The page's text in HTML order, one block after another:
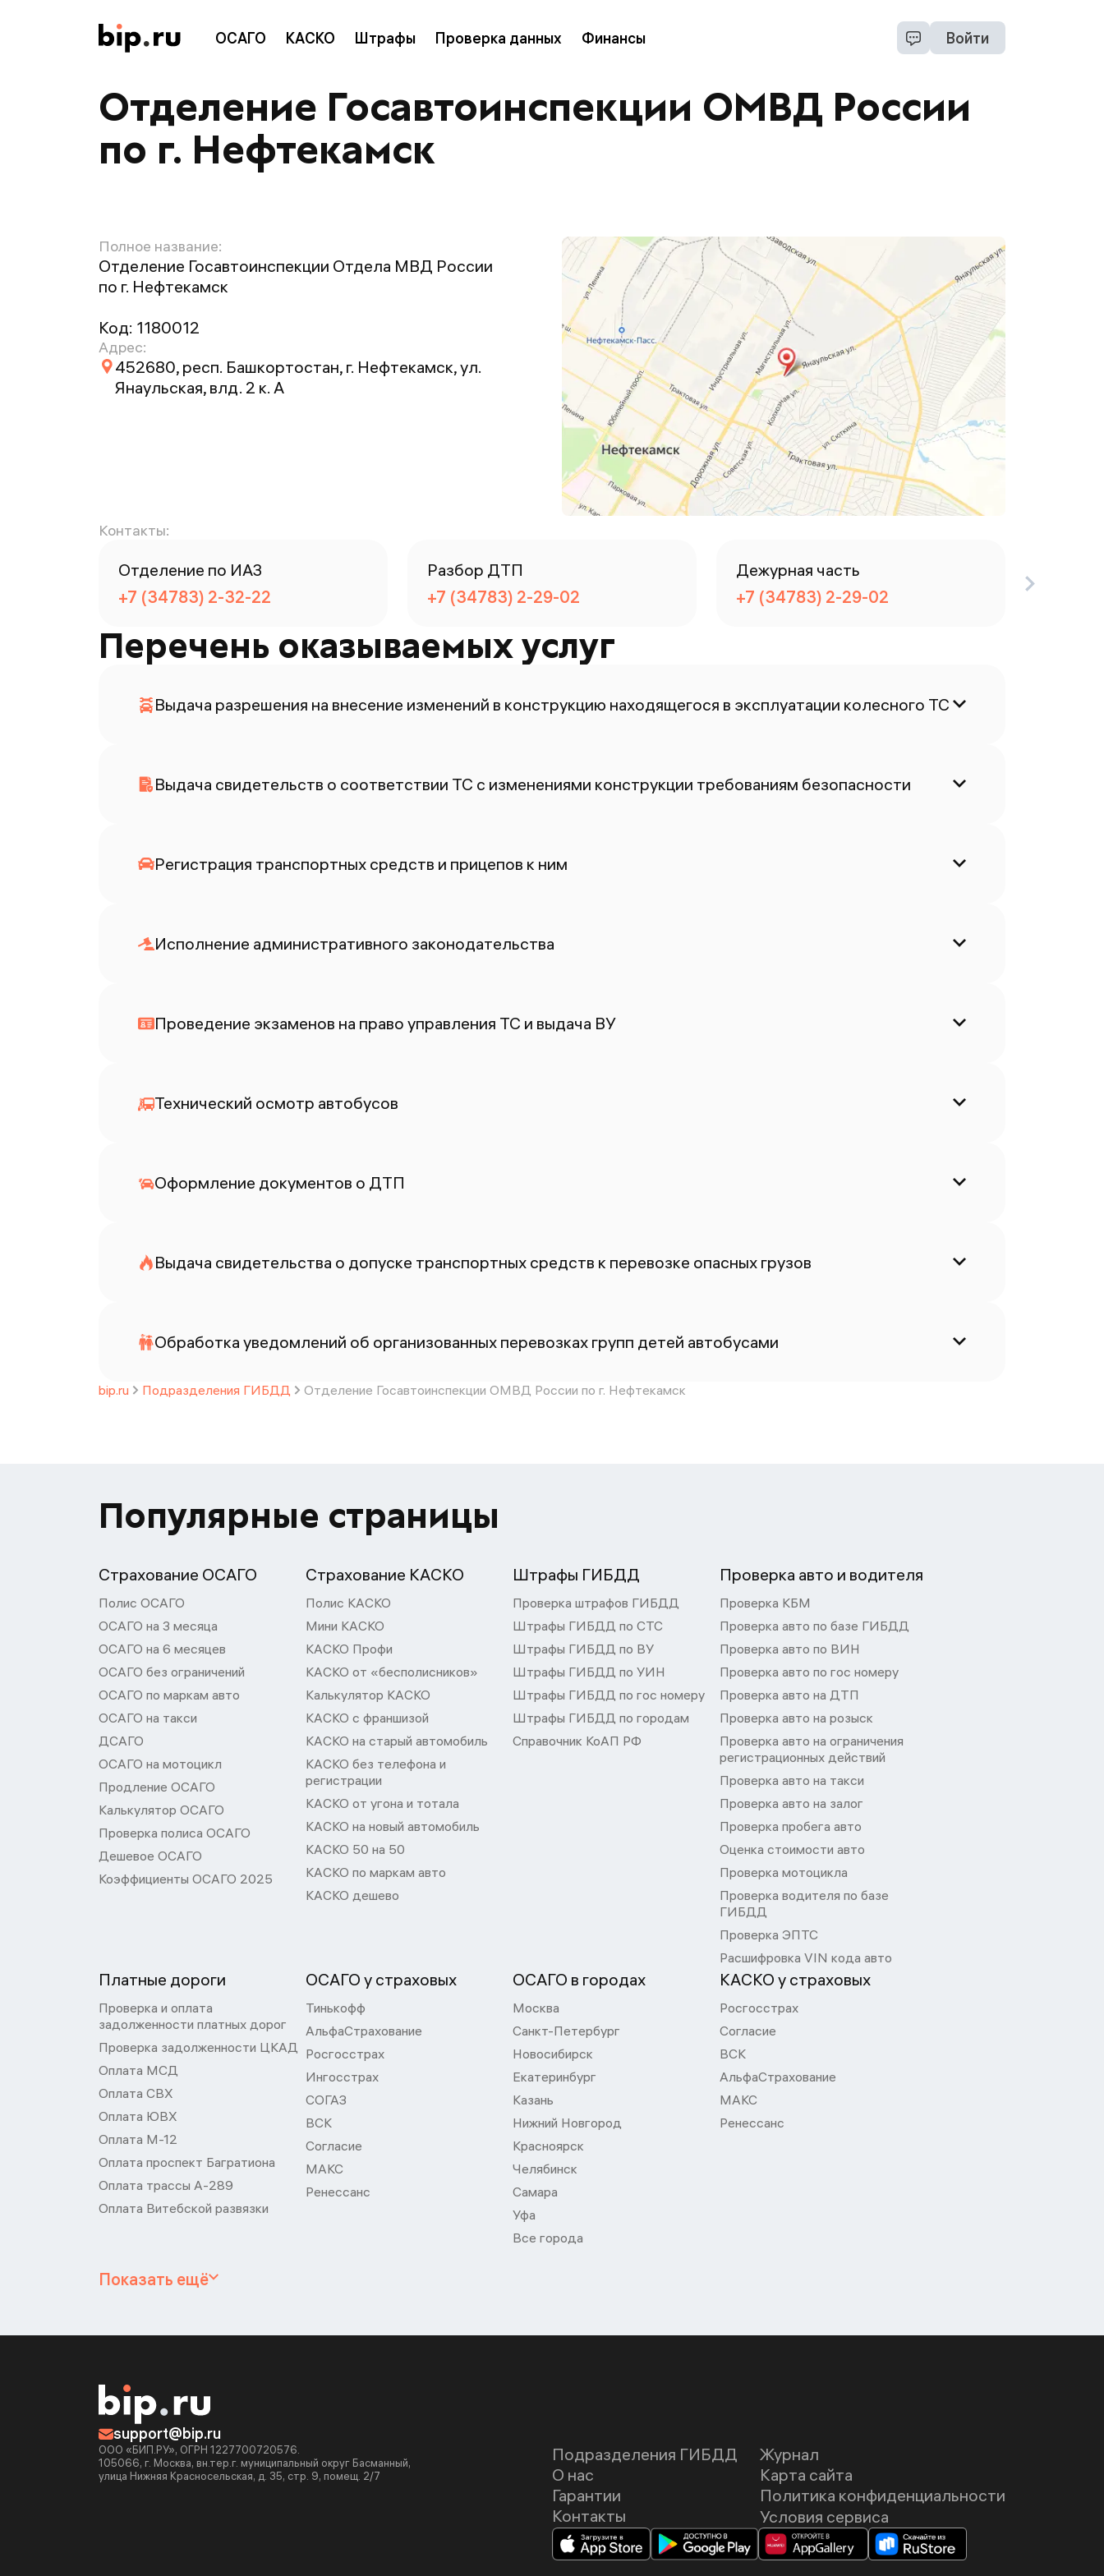
ОСАГО КАСКО Штрафы Проверка данных Финансы Войти
Отделение Госавтоинспекции ОМВД России
по г. Нефтекамск
Полное название:
Отделение Госавтоинспекции Отдела МВД России
по г. Нефтекамск
Код: 1180012
Адрес:
452680, респ. Башкортостан, г. Нефтекамск, ул.
Янаульская, влд. 2 к. А
Контакты:
Отделение по ИАЗ
+7 (34783) 2-32-22
Разбор ДТП
+7 (34783) 2-29-02
Дежурная часть
+7 (34783) 2-29-02
Перечень оказываемых услуг
Выдача разрешения на внесение изменений в конструкцию находящегося в эксплуатации колесного ТС
Выдача свидетельств о соответствии ТС с изменениями конструкции требованиям безопасности
Регистрация транспортных средств и прицепов к ним
Исполнение административного законодательства
Проведение экзаменов на право управления ТС и выдача ВУ
Технический осмотр автобусов
Оформление документов о ДТП
Выдача свидетельства о допуске транспортных средств к перевозке опасных грузов
Обработка уведомлений об организованных перевозках групп детей автобусами
bip.ru Подразделения ГИБДД Отделение Госавтоинспекции ОМВД России по г. Нефтекамск
Популярные страницы
Страхование ОСАГО
Полис ОСАГО
ОСАГО на 3 месяца
ОСАГО на 6 месяцев
ОСАГО без ограничений
ОСАГО по маркам авто
ОСАГО на такси
ДСАГО
ОСАГО на мотоцикл
Продление ОСАГО
Калькулятор ОСАГО
Проверка полиса ОСАГО
Дешевое ОСАГО
Коэффициенты ОСАГО 2025
Страхование КАСКО
Полис КАСКО
Мини КАСКО
КАСКО Профи
КАСКО от «бесполисников»
Калькулятор КАСКО
КАСКО с франшизой
КАСКО на старый автомобиль
КАСКО без телефона и
регистрации
КАСКО от угона и тотала
КАСКО на новый автомобиль
КАСКО 50 на 50
КАСКО по маркам авто
КАСКО дешево
Штрафы ГИБДД
Проверка штрафов ГИБДД
Штрафы ГИБДД по СТС
Штрафы ГИБДД по ВУ
Штрафы ГИБДД по УИН
Штрафы ГИБДД по гос номеру
Штрафы ГИБДД по городам
Справочник КоАП РФ
Проверка авто и водителя
Проверка КБМ
Проверка авто по базе ГИБДД
Проверка авто по ВИН
Проверка авто по гос номеру
Проверка авто на ДТП
Проверка авто на розыск
Проверка авто на ограничения
регистрационных действий
Проверка авто на такси
Проверка авто на залог
Проверка пробега авто
Оценка стоимости авто
Проверка мотоцикла
Проверка водителя по базе
ГИБДД
Проверка ЭПТС
Расшифровка VIN кода авто
Платные дороги
Проверка и оплата
задолженности платных дорог
Проверка задолженности ЦКАД
Оплата МСД
Оплата СВХ
Оплата ЮВХ
Оплата М-12
Оплата проспект Багратиона
Оплата трассы А-289
Оплата Витебской развязки
ОСАГО у страховых
Тинькофф
АльфаСтрахование
Росгосстрах
Ингосстрах
СОГАЗ
ВСК
Согласие
МАКС
Ренессанс
ОСАГО в городах
Москва
Санкт-Петербург
Новосибирск
Екатеринбург
Казань
Нижний Новгород
Красноярск
Челябинск
Самара
Уфа
Все города
КАСКО у страховых
Росгосстрах
Согласие
ВСК
АльфаСтрахование
МАКС
Ренессанс
Показать ещё
support@bip.ru
ООО «БИП.РУ», ОГРН 1227700720576.
105066, г. Москва, вн.тер.г. муниципальный округ Басманный,
улица Нижняя Красносельская, д. 35, стр. 9, помещ. 2/7
Подразделения ГИБДД
О нас
Гарантии
Контакты
Журнал
Карта сайта
Политика конфиденциальности
Условия сервиса